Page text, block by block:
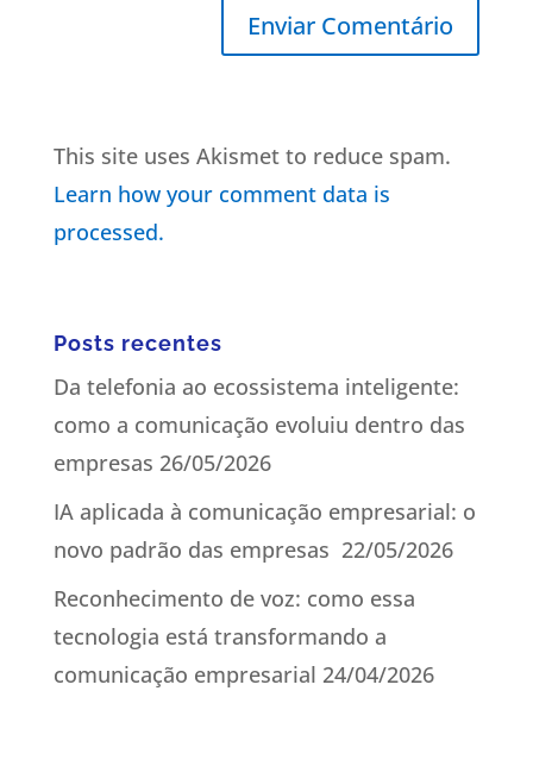
This site uses Akismet to reduce spam.
Learn how your comment data is
processed.
Posts recentes
Da telefonia ao ecossistema inteligente:
como a comunicação evoluiu dentro das
empresas 26/05/2026
IA aplicada à comunicação empresarial: o
novo padrão das empresas 22/05/2026
Reconhecimento de voz: como essa
tecnologia está transformando a
comunicação empresarial 24/04/2026